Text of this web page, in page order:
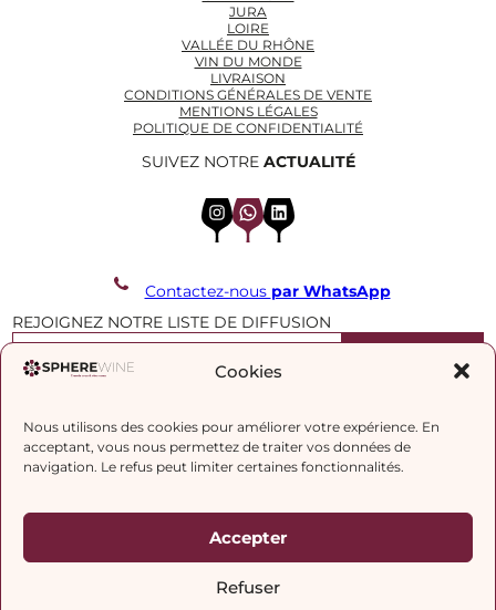
Cookies
Nous utilisons des cookies pour améliorer votre expérience. En
acceptant, vous nous permettez de traiter vos données de
navigation. Le refus peut limiter certaines fonctionnalités.
Accepter
Refuser
JURA
LOIRE
VALLÉE DU RHÔNE
VIN DU MONDE
LIVRAISON
CONDITIONS GÉNÉRALES DE VENTE
MENTIONS LÉGALES
POLITIQUE DE CONFIDENTIALITÉ
SUIVEZ NOTRE ACTUALITÉ
InstagramWhatsApp LinkedIn
Contactez-nous par WhatsApp
REJOIGNEZ NOTRE LISTE DE DIFFUSION